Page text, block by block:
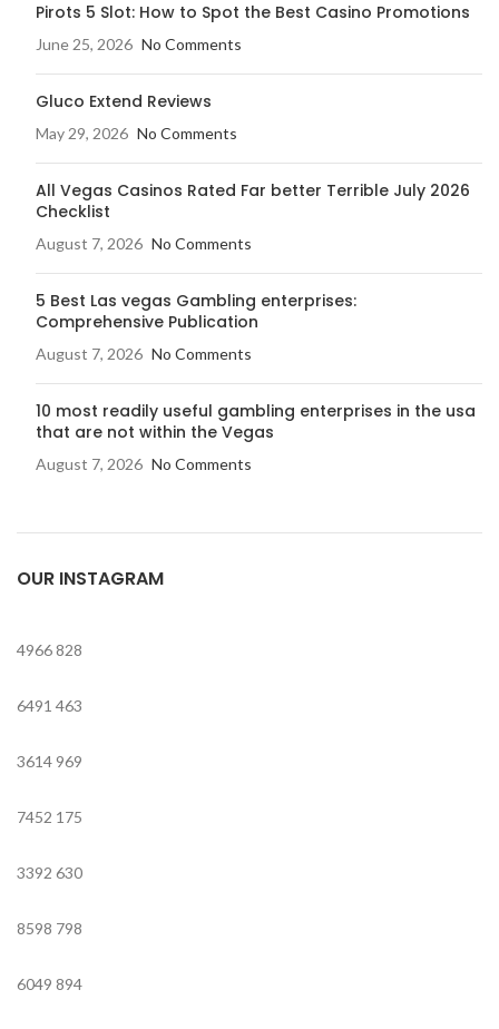
Pirots 5 Slot: How to Spot the Best Casino Promotions
June 25, 2026 No Comments
Gluco Extend Reviews
May 29, 2026 No Comments
All Vegas Casinos Rated Far better Terrible July 2026
Checklist
August 7, 2026 No Comments
5 Best Las vegas Gambling enterprises:
Comprehensive Publication
August 7, 2026 No Comments
10 most readily useful gambling enterprises in the usa
that are not within the Vegas
August 7, 2026 No Comments
OUR INSTAGRAM
4966828
6491 463
3614 969
7452 175
3392 630
8598 798
6049 894